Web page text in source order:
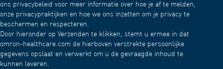
ons privacybeleid voor meer informatie over hoe je af te melden,
onze privacypraktijken en hoe we ons inzetten om je privacy te
beschermen en respecteren.
Door hieronder op Verzenden te klikken, stemt u ermee in dat
omron-healthcare.com de hierboven verstrekte persoonlijke
gegevens opslaat en verwerkt om u de gevraagde inhoud te
kunnen leveren.